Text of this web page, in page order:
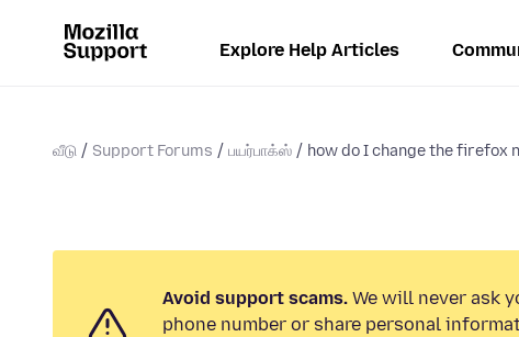
Explore Help Articles
வீடு Support Forums பயர்பாக்ஸ் how do I change the firefox
Avoid support scams. We will never ask
phone number or share personal